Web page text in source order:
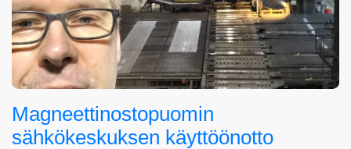
Magneettinostopuomin
sähkökeskuksen käyttöönotto